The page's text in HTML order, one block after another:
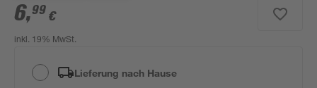
6,99 €
inkl. 19% MwSt.
Lieferung nach Hause